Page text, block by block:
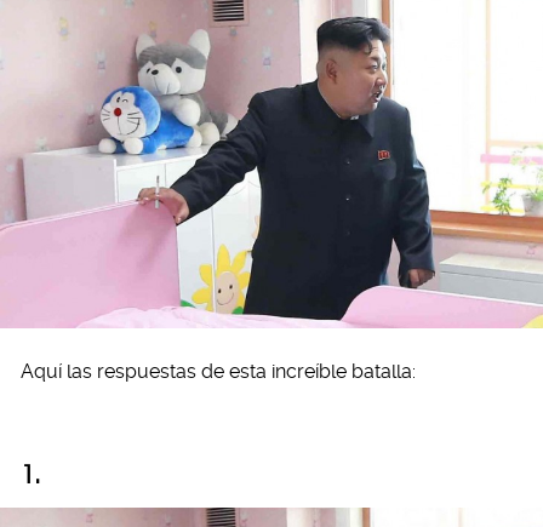
Aquí las respuestas de esta increíble batalla:
1.